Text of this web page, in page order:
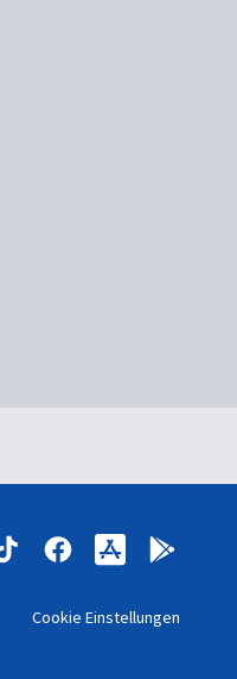
Cookie Einstellungen